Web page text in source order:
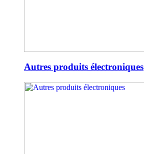
Autres produits électroniques